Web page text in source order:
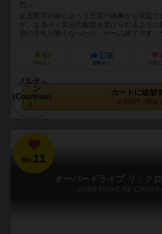
た…
女王陛下の命によって王室の執事から宮廷
か、なるべく女王の寵愛を受けられるよう
員の手札が無くなったら、ゲーム終了です。
87
興味あり
178
経験あり お気
カートに追加
4,400円（税込）
No.11
オーバードライブ リ：ク
OVER DRIVE RE:CROSS